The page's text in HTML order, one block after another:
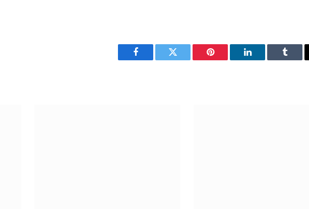
Facebook Twitter Pinterest LinkedIn